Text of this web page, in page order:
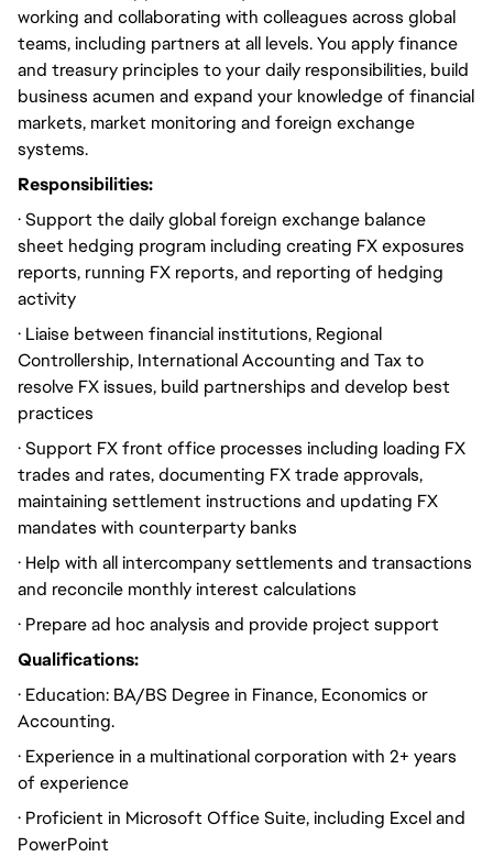
working and collaborating with colleagues across global
teams, including partners at all levels. You apply finance
and treasury principles to your daily responsibilities, build
business acumen and expand your knowledge of financial
markets, market monitoring and foreign exchange
systems.
Responsibilities:
· Support the daily global foreign exchange balance
sheet hedging program including creating FX exposures
reports, running FX reports, and reporting of hedging
activity
· Liaise between financial institutions, Regional
Controllership, International Accounting and Tax to
resolve FX issues, build partnerships and develop best
practices
· Support FX front office processes including loading FX
trades and rates, documenting FX trade approvals,
maintaining settlement instructions and updating FX
mandates with counterparty banks
· Help with all intercompany settlements and transactions
and reconcile monthly interest calculations
· Prepare ad hoc analysis and provide project support
Qualifications:
· Education: BA/BS Degree in Finance, Economics or
Accounting.
· Experience in a multinational corporation with 2+ years
of experience
· Proficient in Microsoft Office Suite, including Excel and
PowerPoint